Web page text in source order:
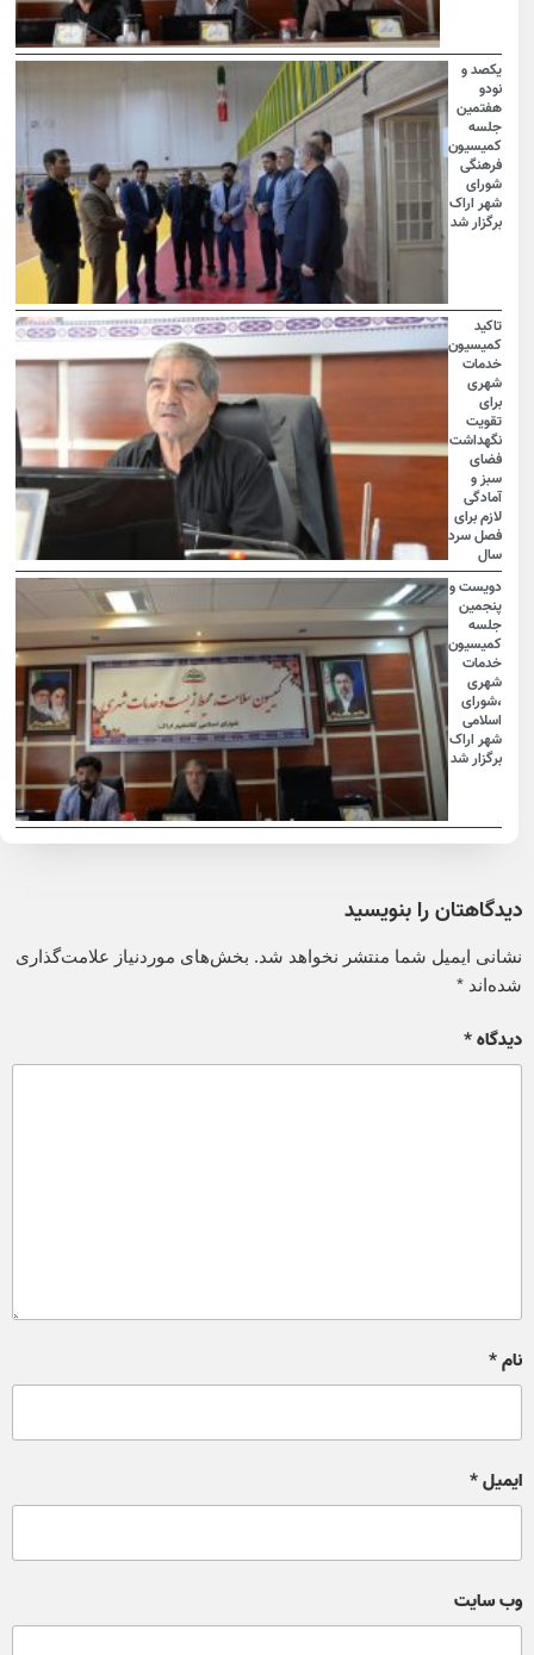
یکصد و
نودو
هفتمین
جلسه
کمیسیون
فرهنگی
شورای
شهر اراک
برگزار شد
تاکید
کمیسیون
خدمات
شهری
برای
تقویت
نگهداشت
فضای
سبز و
آمادگی
لازم برای
فصل سرد
سال
دویست و
پنجمین
جلسه
کمیسیون
خدمات
شهری
،شورای
اسلامی
شهر اراک
برگزار شد
دیدگاهتان را بنویسید
نشانی ایمیل شما منتشر نخواهد شد. بخش‌های موردنیاز علامت‌گذاری
شده‌اند*
دیدگاه*
نام*
ایمیل*
وب‌ سایت